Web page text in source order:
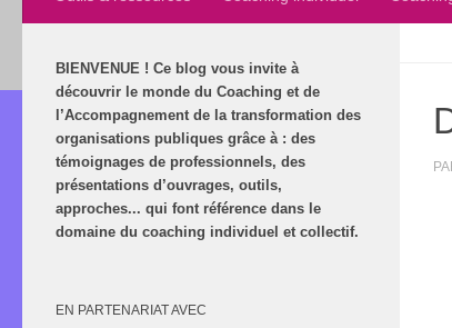
BIENVENUE ! Ce blog vous invite à
découvrir le monde du Coaching et de
l’Accompagnement de la transformation des
organisations publiques grâce à : des
témoignages de professionnels, des
présentations d’ouvrages, outils,
approches... qui font référence dans le
domaine du coaching individuel et collectif.
EN PARTENARIAT AVEC